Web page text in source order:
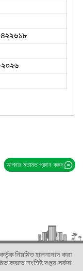
আপনার মতামত প্রদান করুন
নিয়মিত হালনাগাদ করা
করতে সংশ্লিষ্ট দপ্তর সর্বদা